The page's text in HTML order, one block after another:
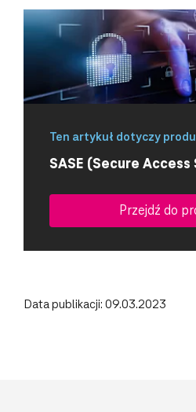
Ten artykuł dotyczy
SASE (Secure
Przejdź do
Data publikacji: 09.03.2023